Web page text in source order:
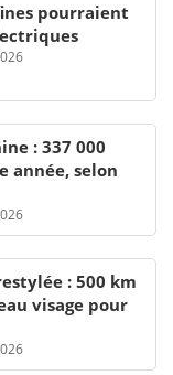
pourraient
: 337 000
année, selon
: 500 km
visage pour